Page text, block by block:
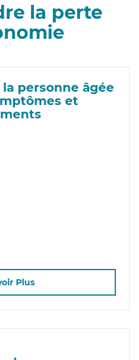
la perte
personne âgée
et
Plus